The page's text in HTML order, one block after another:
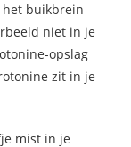
het buikbrein
niet in je
opslag
zit in je
mist in je